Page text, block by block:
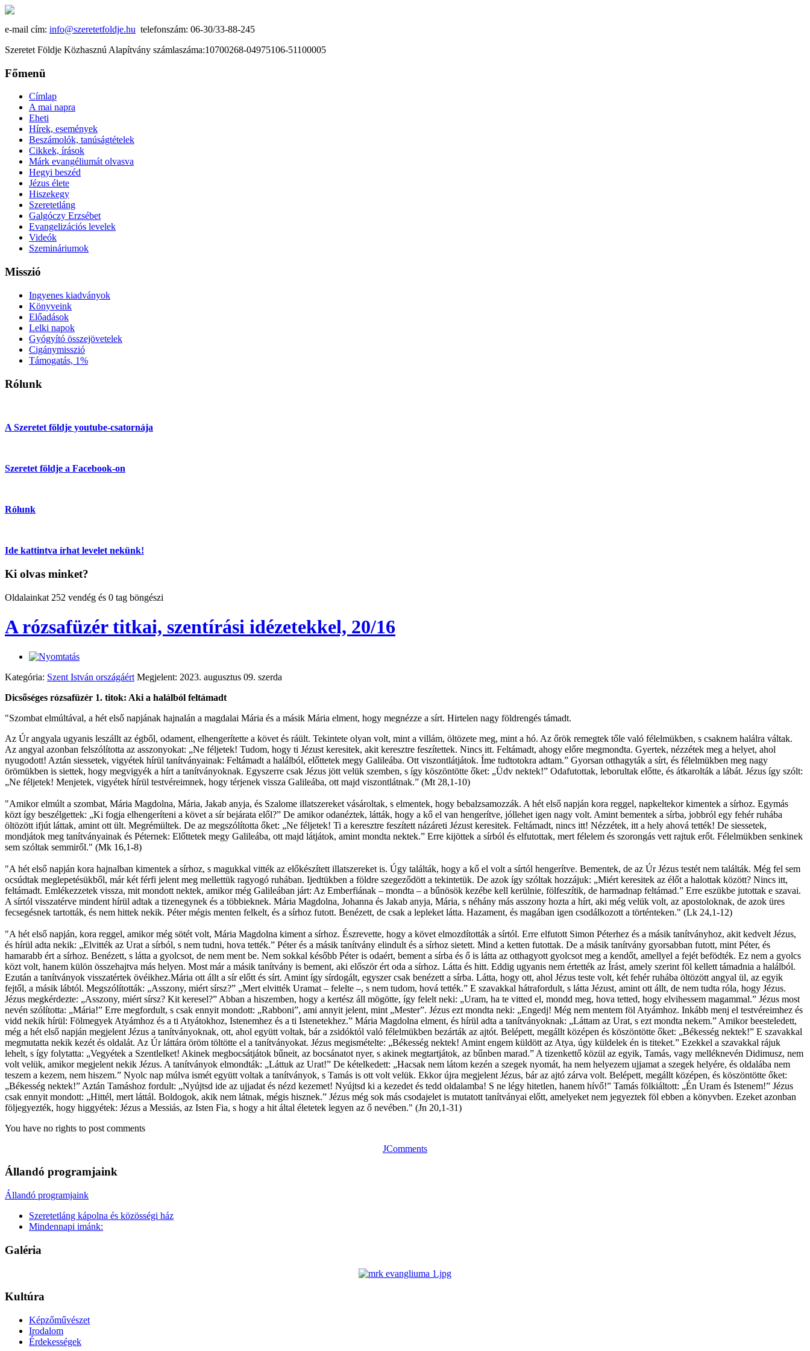
e-mail cím: info@szeretetfoldje.hu telefonszám: 06-30/33-88-245
Szeretet Földje Közhasznú Alapítvány számlaszáma:10700268-04975106-51100005
Főmenü
Címlap
A mai napra
Eheti
Hírek, események
Beszámolók, tanúságtételek
Cikkek, írások
Márk evangéliumát olvasva
Hegyi beszéd
Jézus élete
Hiszekegy
Szeretetláng
Galgóczy Erzsébet
Evangelizációs levelek
Videók
Szemináriumok
Misszió
Ingyenes kiadványok
Könyveink
Előadások
Lelki napok
Gyógyító összejövetelek
Cigánymisszió
Támogatás, 1%
Rólunk
A Szeretet földje youtube-csatornája
Szeretet földje a Facebook-on
Rólunk
Ide kattintva írhat levelet nekünk!
Ki olvas minket?
Oldalainkat 252 vendég és 0 tag böngészi
A rózsafüzér titkai, szentírási idézetekkel, 20/16
Kategória: Szent István országáért Megjelent: 2023. augusztus 09. szerda
Dicsőséges rózsafüzér 1. titok: Aki a halálból feltámadt
"Szombat elmúltával, a hét első napjának hajnalán a magdalai Mária és a másik Mária elment, hogy megnézze a sírt. Hirtelen nagy földrengés támadt.
Az Úr angyala ugyanis leszállt az égből, odament, elhengerítette a követ és ráült. Tekintete olyan volt, mint a villám, öltözete meg, mint a hó. Az őrök remegtek tőle való félelmükben, s csaknem halálra váltak.
Az angyal azonban felszólította az asszonyokat: „Ne féljetek! Tudom, hogy ti Jézust keresitek, akit keresztre feszítettek. Nincs itt. Feltámadt, ahogy előre megmondta. Gyertek, nézzétek meg a helyet, ahol
nyugodott! Aztán siessetek, vigyétek hírül tanítványainak: Feltámadt a halálból, előttetek megy Galileába. Ott viszontlátjátok. Íme tudtotokra adtam.” Gyorsan otthagyták a sírt, és félelmükben meg nagy
örömükben is siettek, hogy megvigyék a hírt a tanítványoknak. Egyszerre csak Jézus jött velük szemben, s így köszöntötte őket: „Üdv nektek!” Odafutottak, leborultak előtte, és átkarolták a lábát. Jézus így szólt:
„Ne féljetek! Menjetek, vigyétek hírül testvéreimnek, hogy térjenek vissza Galileába, ott majd viszontlátnak.” (Mt 28,1-10)
"Amikor elmúlt a szombat, Mária Magdolna, Mária, Jakab anyja, és Szalome illatszereket vásároltak, s elmentek, hogy bebalzsamozzák. A hét első napján kora reggel, napkeltekor kimentek a sírhoz. Egymás
közt így beszélgettek: „Ki fogja elhengeríteni a követ a sír bejárata elől?” De amikor odanéztek, látták, hogy a kő el van hengerítve, jóllehet igen nagy volt. Amint bementek a sírba, jobbról egy fehér ruhába
öltözött ifjút láttak, amint ott ült. Megrémültek. De az megszólította őket: „Ne féljetek! Ti a keresztre feszített názáreti Jézust keresitek. Feltámadt, nincs itt! Nézzétek, itt a hely ahová tették! De siessetek,
mondjátok meg tanítványainak és Péternek: Előttetek megy Galileába, ott majd látjátok, amint mondta nektek.” Erre kijöttek a sírból és elfutottak, mert félelem és szorongás vett rajtuk erőt. Félelmükben senkinek
sem szóltak semmiről." (Mk 16,1-8)
"A hét első napján kora hajnalban kimentek a sírhoz, s magukkal vitték az előkészített illatszereket is. Úgy találták, hogy a kő el volt a sírtól hengerítve. Bementek, de az Úr Jézus testét nem találták. Még fel sem
ocsúdtak meglepetésükből, már két férfi jelent meg mellettük ragyogó ruhában. Ijedtükben a földre szegeződött a tekintetük. De azok így szóltak hozzájuk: „Miért keresitek az élőt a halottak között? Nincs itt,
feltámadt. Emlékezzetek vissza, mit mondott nektek, amikor még Galileában járt: Az Emberfiának – mondta – a bűnösök kezébe kell kerülnie, fölfeszítik, de harmadnap feltámad.” Erre eszükbe jutottak e szavai.
A sírtól visszatérve mindent hírül adtak a tizenegynek és a többieknek. Mária Magdolna, Johanna és Jakab anyja, Mária, s néhány más asszony hozta a hírt, aki még velük volt, az apostoloknak, de azok üres
fecsegésnek tartották, és nem hittek nekik. Péter mégis menten felkelt, és a sírhoz futott. Benézett, de csak a lepleket látta. Hazament, és magában igen csodálkozott a történteken." (Lk 24,1-12)
"A hét első napján, kora reggel, amikor még sötét volt, Mária Magdolna kiment a sírhoz. Észrevette, hogy a követ elmozdították a sírtól. Erre elfutott Simon Péterhez és a másik tanítványhoz, akit kedvelt Jézus,
és hírül adta nekik: „Elvitték az Urat a sírból, s nem tudni, hova tették.” Péter és a másik tanítvány elindult és a sírhoz sietett. Mind a ketten futottak. De a másik tanítvány gyorsabban futott, mint Péter, és
hamarabb ért a sírhoz. Benézett, s látta a gyolcsot, de nem ment be. Nem sokkal később Péter is odaért, bement a sírba és ő is látta az otthagyott gyolcsot meg a kendőt, amellyel a fejét befödték. Ez nem a gyolcs
közt volt, hanem külön összehajtva más helyen. Most már a másik tanítvány is bement, aki először ért oda a sírhoz. Látta és hitt. Eddig ugyanis nem értették az Írást, amely szerint föl kellett támadnia a halálból.
Ezután a tanítványok visszatértek övéikhez.Mária ott állt a sír előtt és sírt. Amint így sírdogált, egyszer csak benézett a sírba. Látta, hogy ott, ahol Jézus teste volt, két fehér ruhába öltözött angyal ül, az egyik
fejtől, a másik lábtól. Megszólították: „Asszony, miért sírsz?” „Mert elvitték Uramat – felelte –, s nem tudom, hová tették.” E szavakkal hátrafordult, s látta Jézust, amint ott állt, de nem tudta róla, hogy Jézus.
Jézus megkérdezte: „Asszony, miért sírsz? Kit keresel?” Abban a hiszemben, hogy a kertész áll mögötte, így felelt neki: „Uram, ha te vitted el, mondd meg, hova tetted, hogy elvihessem magammal.” Jézus most
nevén szólította: „Mária!” Erre megfordult, s csak ennyit mondott: „Rabboni”, ami annyit jelent, mint „Mester”. Jézus ezt mondta neki: „Engedj! Még nem mentem föl Atyámhoz. Inkább menj el testvéreimhez és
vidd nekik hírül: Fölmegyek Atyámhoz és a ti Atyátokhoz, Istenemhez és a ti Istenetekhez.” Mária Magdolna elment, és hírül adta a tanítványoknak: „Láttam az Urat, s ezt mondta nekem.” Amikor beesteledett,
még a hét első napján megjelent Jézus a tanítványoknak, ott, ahol együtt voltak, bár a zsidóktól való félelmükben bezárták az ajtót. Belépett, megállt középen és köszöntötte őket: „Békesség nektek!” E szavakkal
megmutatta nekik kezét és oldalát. Az Úr láttára öröm töltötte el a tanítványokat. Jézus megismételte: „Békesség nektek! Amint engem küldött az Atya, úgy küldelek én is titeket.” Ezekkel a szavakkal rájuk
lehelt, s így folytatta: „Vegyétek a Szentlelket! Akinek megbocsátjátok bűneit, az bocsánatot nyer, s akinek megtartjátok, az bűnben marad.” A tizenkettő közül az egyik, Tamás, vagy melléknevén Didimusz, nem
volt velük, amikor megjelent nekik Jézus. A tanítványok elmondták: „Láttuk az Urat!” De kételkedett: „Hacsak nem látom kezén a szegek nyomát, ha nem helyezem ujjamat a szegek helyére, és oldalába nem
teszem a kezem, nem hiszem.” Nyolc nap múlva ismét együtt voltak a tanítványok, s Tamás is ott volt velük. Ekkor újra megjelent Jézus, bár az ajtó zárva volt. Belépett, megállt középen, és köszöntötte őket:
„Békesség nektek!” Aztán Tamáshoz fordult: „Nyújtsd ide az ujjadat és nézd kezemet! Nyújtsd ki a kezedet és tedd oldalamba! S ne légy hitetlen, hanem hívő!” Tamás fölkiáltott: „Én Uram és Istenem!” Jézus
csak ennyit mondott: „Hittél, mert láttál. Boldogok, akik nem látnak, mégis hisznek.” Jézus még sok más csodajelet is mutatott tanítványai előtt, amelyeket nem jegyeztek föl ebben a könyvben. Ezeket azonban
följegyezték, hogy higgyétek: Jézus a Messiás, az Isten Fia, s hogy a hit által életetek legyen az ő nevében." (Jn 20,1-31)
You have no rights to post comments
JComments
Állandó programjaink
Állandó programjaink
Szeretetláng kápolna és közösségi ház
Mindennapi imánk:
Galéria
Kultúra
Képzőművészet
Irodalom
Érdekességek